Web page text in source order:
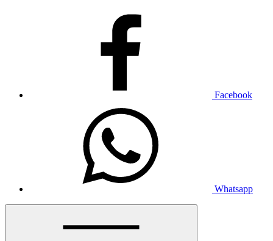
Facebook
Whatsapp